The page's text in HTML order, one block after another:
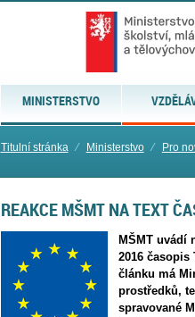
MINISTERSTVO
Titulní stránka ⁄ Ministerstvo ⁄ Pro
REAKCE MŠMT NA TEXT
MŠMT uvádí
2016
článku má
prostředků,
spravované